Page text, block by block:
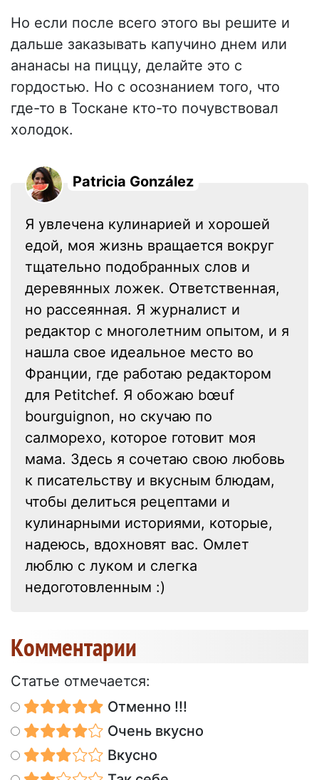
Но если после всего этого вы решите и
дальше заказывать капучино днем или
ананасы на пиццу, делайте это с
гордостью. Но с осознанием того, что
где-то в Тоскане кто-то почувствовал
холодок.
Patricia González
Я увлечена кулинарией и хорошей
едой, моя жизнь вращается вокруг
тщательно подобранных слов и
деревянных ложек. Ответственная,
но рассеянная. Я журналист и
редактор с многолетним опытом, и я
нашла свое идеальное место во
Франции, где работаю редактором
для Petitchef. Я обожаю bœuf
bourguignon, но скучаю по
салморехо, которое готовит моя
мама. Здесь я сочетаю свою любовь
к писательству и вкусным блюдам,
чтобы делиться рецептами и
кулинарными историями, которые,
надеюсь, вдохновят вас. Омлет
люблю с луком и слегка
недоготовленным :)
Kомментарии
Статье отмечается:
Отменно !!!
Очень вкусно
Вкусно